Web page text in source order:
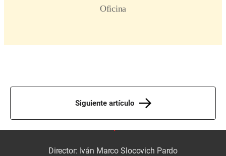
Siguiente artículo
Director: Iván Marco Slocovich Pardo